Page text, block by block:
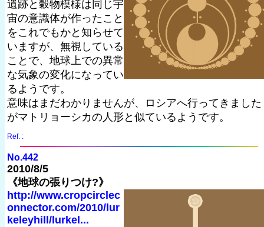
遺跡と穀物模様は同じ宇
宙の意識体が作ったこと
をこれでもかと知らせて
いますが、無視している
ことで、地球上での異常
な気象の変化になってい
るようです。
意味はまだわかりませんが、ロシアへ行ってきました
がマトリョーシカの人形と似ているようです。
Ref. :
No.442
2010/8/5
《地球の張りつけ?》
http://www.cropcirclec
onnector.com/2010/lur
keleyhill/lurkel...